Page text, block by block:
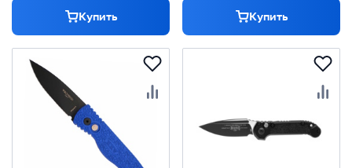
Купить Купить